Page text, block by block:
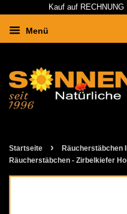
Kauf auf RECHNUNG
Menü
Startseite › Räucherstäbchen
Räucherstäbchen - Zirbelkiefer